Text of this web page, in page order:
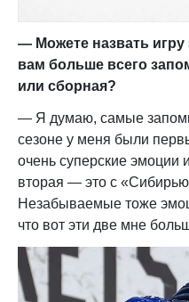
— Можете назвать игру
вам больше всего
или сборная?
— Я думаю, самые
сезоне у меня были
очень суперские эмоции
вторая — это с
Незабываемые тоже
что вот эти две мне